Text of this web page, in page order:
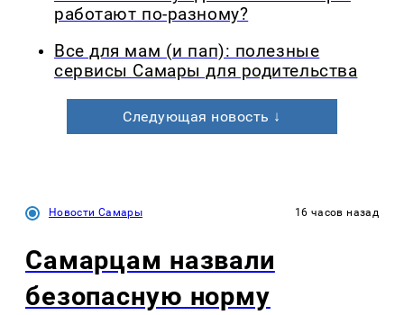
работают по-разному?
Все для мам (и пап): полезные
сервисы Самары для родительства
Следующая новость ↓
Новости Самары 16 часов назад
Самарцам назвали
безопасную норму